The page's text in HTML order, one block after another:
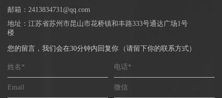
邮箱： 2413834731@qq.com
地址： 江苏省苏州市昆山市花桥镇和丰路333号通达广场1号
楼
您的留言，我们会在30分钟内回复你 （请留下你的联系方式）
姓名* 电话*
Email 微信